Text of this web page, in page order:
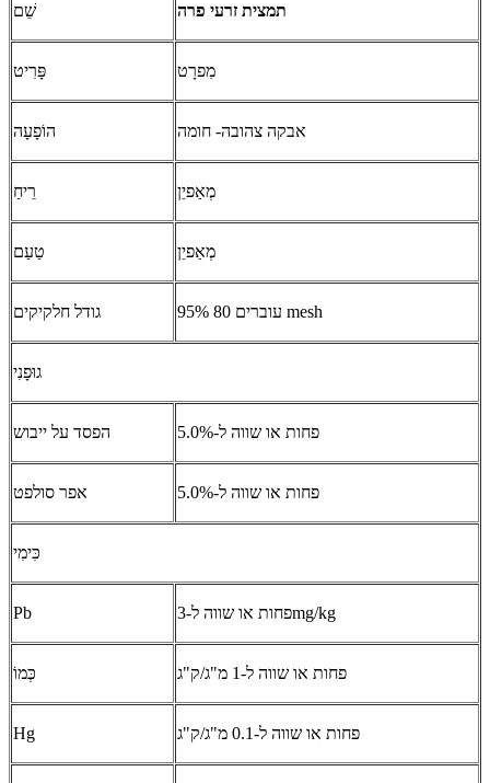
שֵׁם תמצית זרעי פרה
פָּרִיט מִפרָט
הוֹפָעָה אבקה צהובה- חומה
רֵיחַ מְאַפיֵן
טַעַם מְאַפיֵן
גודל חלקיקים 95% עוברים 80 mesh
גוּפָנִי
הפסד על ייבוש פחות או שווה ל-5.0%
אפר סולפט פחות או שווה ל-5.0%
כִּימִי
Pb פחות או שווה ל-3mg/kg
כְּמוֹ פחות או שווה ל-1 מ"ג/ק"ג
Hg פחות או שווה ל-0.1 מ"ג/ק"ג